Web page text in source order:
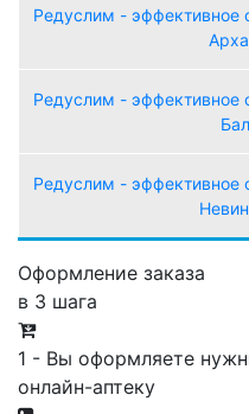
Редуслим - эффективное
Редуслим - эффективное
Редуслим - эффективное
Оформление заказа
в 3 шага
1 - Вы оформляете
онлайн-аптеку